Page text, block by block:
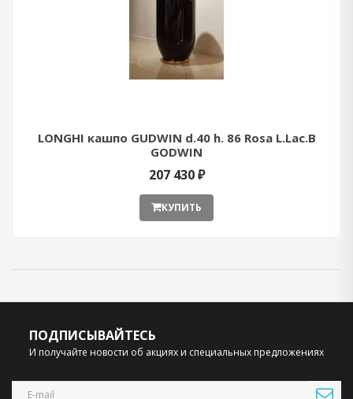
LONGHI кашпо GUDWIN d.40 h. 86 Rosa L.Lac.B
GODWIN
207 430 ₽
КУПИТЬ
ПОДПИСЫВАЙТЕСЬ
И получайте новости об акциях и специальных предложениях